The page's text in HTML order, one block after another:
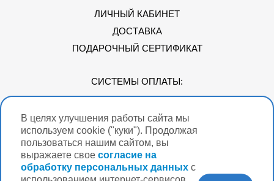
В целях улучшения работы сайта мы
используем cookie ("куки"). Продолжая
пользоваться нашим сайтом, вы
выражаете свое согласие на
обработку персональных данных с
ЛИЧНЫЙ КАБИНЕТ
ДОСТАВКА
ПОДАРОЧНЫЙ СЕРТИФИКАТ
СИСТЕМЫ ОПЛАТЫ:
Мы в соцсетях